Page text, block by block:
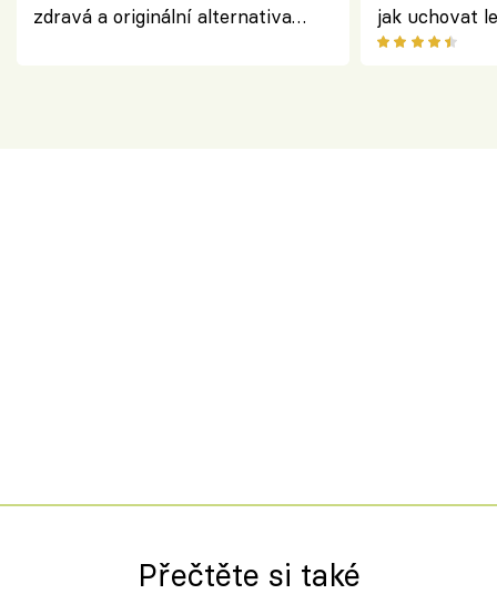
zdravá a originální alternativa
jak uchovat
Přečtěte si také